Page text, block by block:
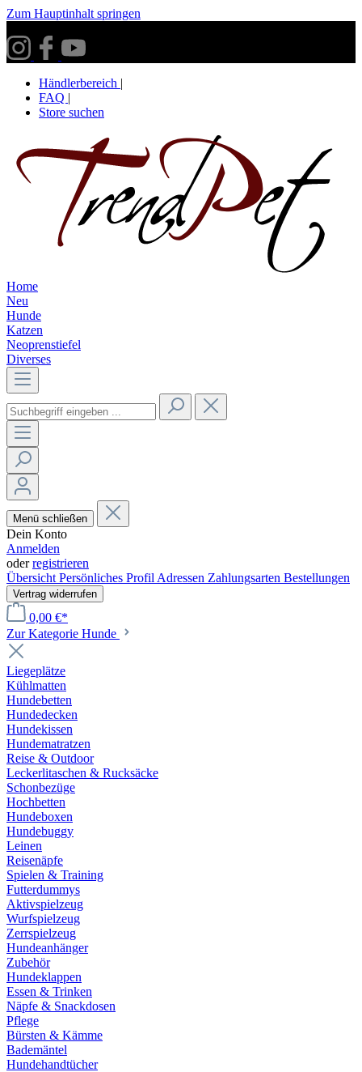
Zum Hauptinhalt springen
Händlerbereich |
FAQ |
Store suchen
Home
Neu
Hunde
Katzen
Neoprenstiefel
Diverses
Menü schließen
Dein Konto
Anmelden
oderregistrieren
Übersicht Persönliches Profil Adressen Zahlungsarten Bestellungen
Vertrag widerrufen
0,00 €*
Zur Kategorie Hunde
Liegeplätze
Kühlmatten
Hundebetten
Hundedecken
Hundekissen
Hundematratzen
Reise & Outdoor
Leckerlitaschen & Rucksäcke
Schonbezüge
Hochbetten
Hundeboxen
Hundebuggy
Leinen
Reisenäpfe
Spielen & Training
Futterdummys
Aktivspielzeug
Wurfspielzeug
Zerrspielzeug
Hundeanhänger
Zubehör
Hundeklappen
Essen & Trinken
Näpfe & Snackdosen
Pflege
Bürsten & Kämme
Bademäntel
Hundehandtücher